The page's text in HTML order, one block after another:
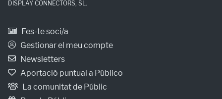
DISPLAY CONNECTORS, SL.
Fes-te soci/a
Gestionar el meu compte
Newsletters
Aportació puntual a Público
La comunitat de Públic